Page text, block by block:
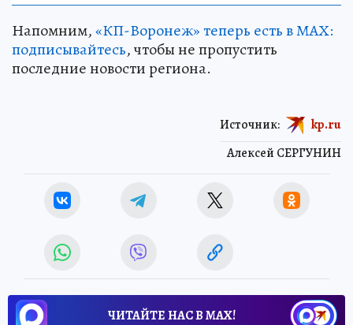
Напомним,«КП-Воронеж» теперь есть в МАХ:
подписывайтесь, чтобы не пропустить
последние новости региона.
Алексей СЕРГУНИН
Источник: kp.ru
ЧИТАЙТЕ НАС В МАХ!